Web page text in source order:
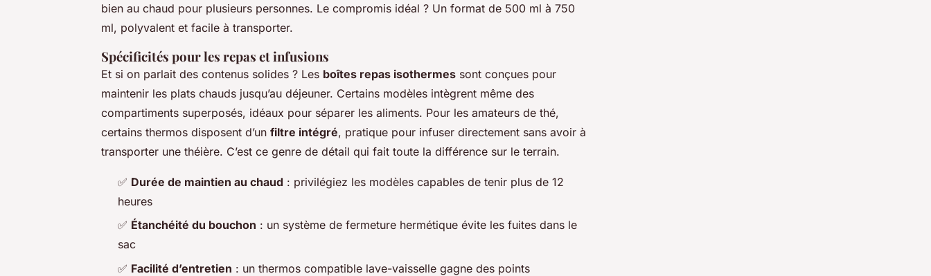
bien au chaud pour plusieurs personnes. Le compromis idéal ? Un format de 500 ml à 750
ml, polyvalent et facile à transporter.
Spécificités pour les repas et infusions
Et si on parlait des contenus solides ? Les boîtes repas isothermes sont conçues pour
maintenir les plats chauds jusqu’au déjeuner. Certains modèles intègrent même des
compartiments superposés, idéaux pour séparer les aliments. Pour les amateurs de thé,
certains thermos disposent d’un filtre intégré, pratique pour infuser directement sans avoir à
transporter une théière. C’est ce genre de détail qui fait toute la différence sur le terrain.
✅ Durée de maintien au chaud : privilégiez les modèles capables de tenir plus de 12
heures
✅ Étanchéité du bouchon : un système de fermeture hermétique évite les fuites dans le
sac
✅ Facilité d’entretien : un thermos compatible lave-vaisselle gagne des points